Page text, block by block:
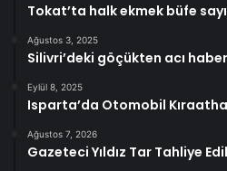
Tokat’ta halk ekmek büfe
Ağustos 3, 2025
Silivri’deki göçükten acı haber
Eylül 8, 2025
Isparta’da Otomobil
Ağustos 7, 2026
Gazeteci Yıldız Tar Tahliye